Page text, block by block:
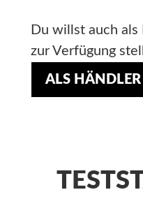
Du willst auch als
zur Verfügung
ALS HÄNDLER